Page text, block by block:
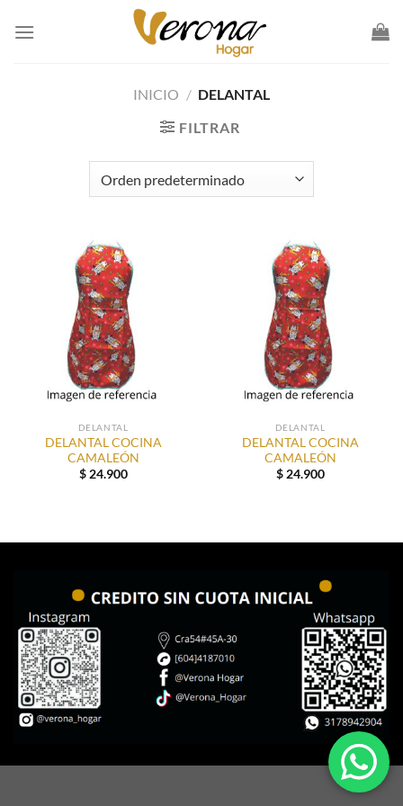
INICIO / DELANTAL
FILTRAR
DELANTAL
DELANTAL COCINA
CAMALEÓN
$24.900
DELANTAL
DELANTAL COCINA
CAMALEÓN
$24.900